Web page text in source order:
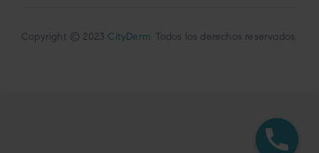
Copyright © 2023 CityDerm. Todos los derechos reservados.